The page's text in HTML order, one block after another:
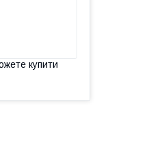
купити